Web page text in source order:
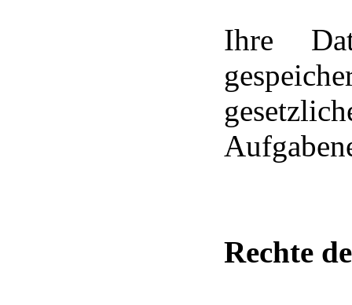
Ihre
Rechte